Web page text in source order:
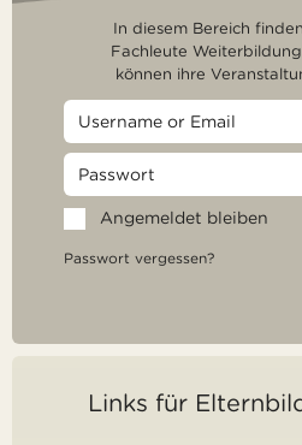
In diesem Bereich
Fachleute
können ihre
Angemeldet bleiben
Passwort vergessen?
Links für